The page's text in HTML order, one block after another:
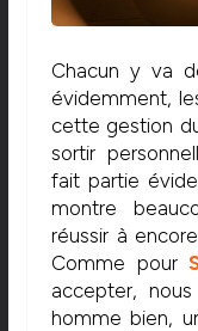
Chacun y va
évidemment,
cette gestion
sortir
fait partie
montre
réussir à
Comme pour
accepter,
homme bien,